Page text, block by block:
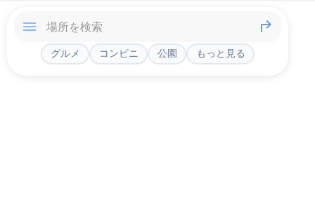
グルメ コンビニ 公園 もっと見る